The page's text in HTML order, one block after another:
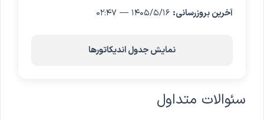
آخرین بروزرسانی:
نمایش جدول اندیکاتورها
سئوالات متداول